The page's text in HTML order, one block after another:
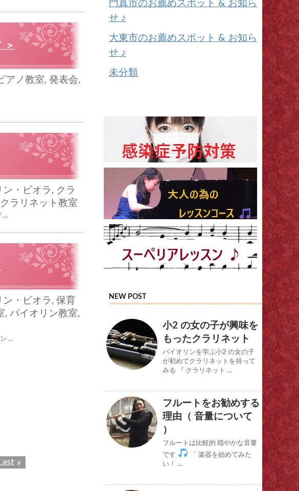
＞
アノ教室, 発表会,
ン・ビオラ , クラ
クラリネット教室
…
ン・ビオラ , 保育
, バイオリン教室,
…
»
門真市のお薦めスポット & お知ら
せ ♪
大東市のお薦めスポット & お知ら
せ ♪
未分類
NEW POST
小2 の女の子が興味を
もったクラリネット
バイオリンを学ぶ小2 の女の子
が初めてクラリネットを持って
みる 『 クラリネット …
フルートをお勧めする
理由（ 音量について
）
フルートは比較的 穏やかな音量
です
「 楽器を始めてみた
い！ …